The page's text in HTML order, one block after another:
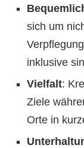
sich um
inklusive
Vielfalt:
Ziele
Orte in